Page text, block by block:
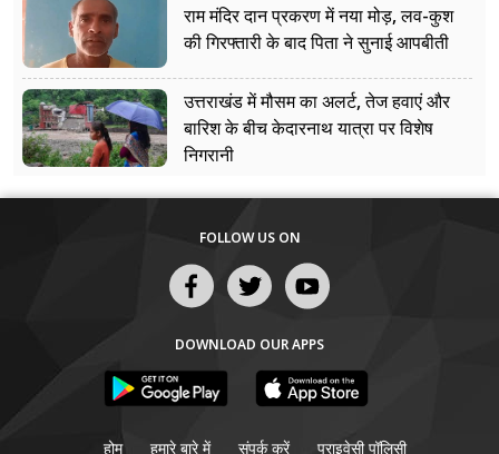
राम मंदिर दान प्रकरण में नया मोड़, लव-कुश
की गिरफ्तारी के बाद पिता ने सुनाई आपबीती
उत्तराखंड में मौसम का अलर्ट, तेज हवाएं और
बारिश के बीच केदारनाथ यात्रा पर विशेष
निगरानी
FOLLOW US ON
DOWNLOAD OUR APPS
होम हमारे बारे में संपर्क करें प्राइवेसी पॉलिसी